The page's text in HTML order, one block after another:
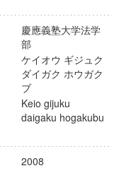
慶應義塾大学法学
部
ケイオウ ギジュク
ダイガク ホウガク
ブ
Keio gijuku
daigaku hogakubu
2008